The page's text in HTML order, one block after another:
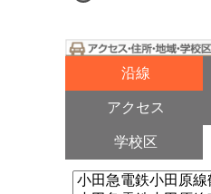
沿線
アクセス
学校区